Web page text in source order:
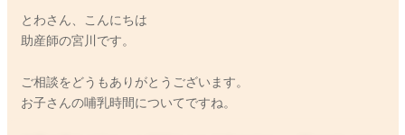
とわさん、こんにちは
助産師の宮川です。
ご相談をどうもありがとうございます。
お子さんの哺乳時間についてですね。